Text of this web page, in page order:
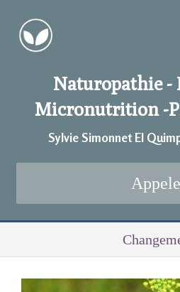
Naturopathie
Micronutrition -
Sylvie Simonnet EI